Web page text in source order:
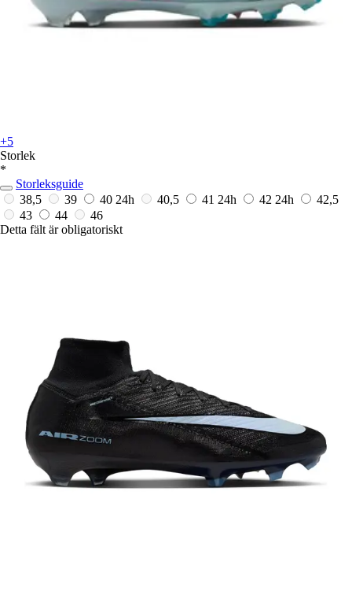
+5
Storlek
*
Storleksguide
38,5
39 40 24h 40,5 41 24h 42 24h
42,5
43
44
46
Detta fält är obligatoriskt